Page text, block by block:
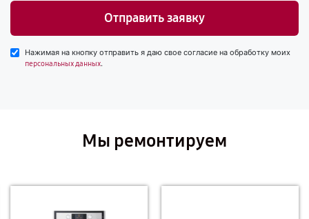
Отправить заявку
Нажимая на кнопку отправить я даю свое согласие на обработку моих
персональных данных.
Мы ремонтируем